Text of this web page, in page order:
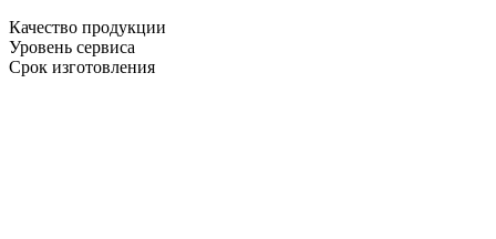
Качество продукции
Уровень сервиса
Срок изготовления